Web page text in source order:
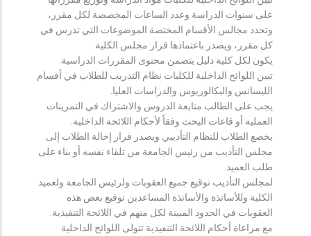
على سنوات الدراسة وعدد الساعات المخصصة لكل مقرر،
وتحدد مجالس الأقسام المختصة الموضوعات التي تدرس في
كل مقرر، ويصدر باعتمادها قرار مجلس الكلية.
يكون لكل كلية دليل يتضمن محتوى المقررات الدراسية.
تبين اللوائح الداخلية للكليات نظام التدريب للطلاب في أقسام
الليسانس والبكالوريوس والدراسات العليا.
يجب على الطالب متابعة الدروس والاشتراك في التمرينات
العملية أو قاعات البحث وفقاً لأحكام اللائحة الداخلية.
يخضع الطلاب للنظام التأديبي ويصدر قرار إحالة الطلاب إلى
مجلس التأديب من رئيس الجامعة من تلقاء نفسه أو بناء على
طلب العميد.
لمجلس التأديب توقيع جميع العقوبات ولرئيس الجامعة ولعميد
الكلية وللأساتذة والأساتذة المساعدين توقيع بعض هذه
العقوبات في الحدود المبينة لكل منهم في اللائحة التنفيذية.
مع مراعاة أحكام اللائحة التنفيذية تتولى اللوائح الداخلية